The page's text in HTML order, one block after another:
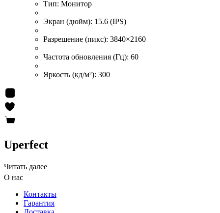
Тип: Монитор
Экран (дюйм): 15.6 (IPS)
Разрешение (пикс): 3840×2160
Частота обновления (Гц): 60
Яркость (кд/м²): 300
Uperfect
Читать далее
О нас
Контакты
Гарантия